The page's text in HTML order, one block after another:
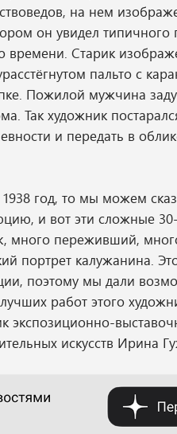
на нем
он увидел типичного
времени. Старик
пальто с
Пожилой мужчина
Так художник
и передать в
год, то мы можем
и вот эти сложные
много переживший,
портрет калужанина.
поэтому мы дали
работ этого
экспозиционно-
искусств Ирина